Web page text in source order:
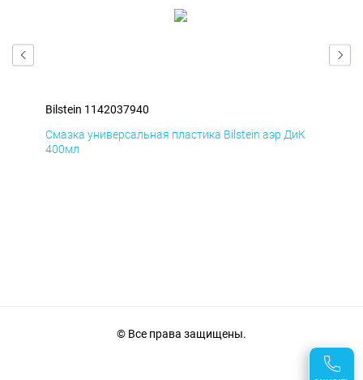
Bilstein 1142037940
Смазка универсальная пластика Bilstein аэр ДиК
400мл
© Все права защищены.